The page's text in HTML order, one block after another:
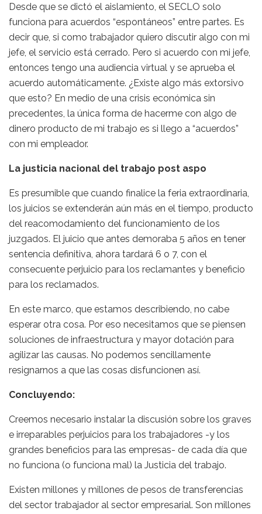
Desde que se dictó el aislamiento, el SECLO solo
funciona para acuerdos “espontáneos” entre partes. Es
decir que, si como trabajador quiero discutir algo con mi
jefe, el servicio está cerrado. Pero si acuerdo con mi jefe,
entonces tengo una audiencia virtual y se aprueba el
acuerdo automáticamente. ¿Existe algo más extorsivo
que esto? En medio de una crisis económica sin
precedentes, la única forma de hacerme con algo de
dinero producto de mi trabajo es si llego a “acuerdos”
con mi empleador.
La justicia nacional del trabajo post aspo
Es presumible que cuando finalice la feria extraordinaria,
los juicios se extenderán aún más en el tiempo, producto
del reacomodamiento del funcionamiento de los
juzgados. El juicio que antes demoraba 5 años en tener
sentencia definitiva, ahora tardará 6 o 7, con el
consecuente perjuicio para los reclamantes y beneficio
para los reclamados.
En este marco, que estamos describiendo, no cabe
esperar otra cosa. Por eso necesitamos que se piensen
soluciones de infraestructura y mayor dotación para
agilizar las causas. No podemos sencillamente
resignarnos a que las cosas disfuncionen así.
Concluyendo:
Creemos necesario instalar la discusión sobre los graves
e irreparables perjuicios para los trabajadores -y los
grandes beneficios para las empresas- de cada día que
no funciona (o funciona mal) la Justicia del trabajo.
Existen millones y millones de pesos de transferencias
del sector trabajador al sector empresarial. Son millones